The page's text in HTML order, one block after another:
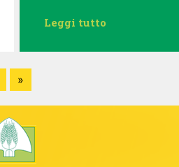
Leggi tutto
»